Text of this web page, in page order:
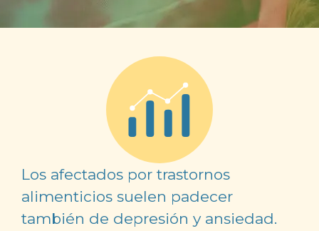
Los afectados por trastornos
alimenticios suelen padecer
también de depresión y ansiedad.